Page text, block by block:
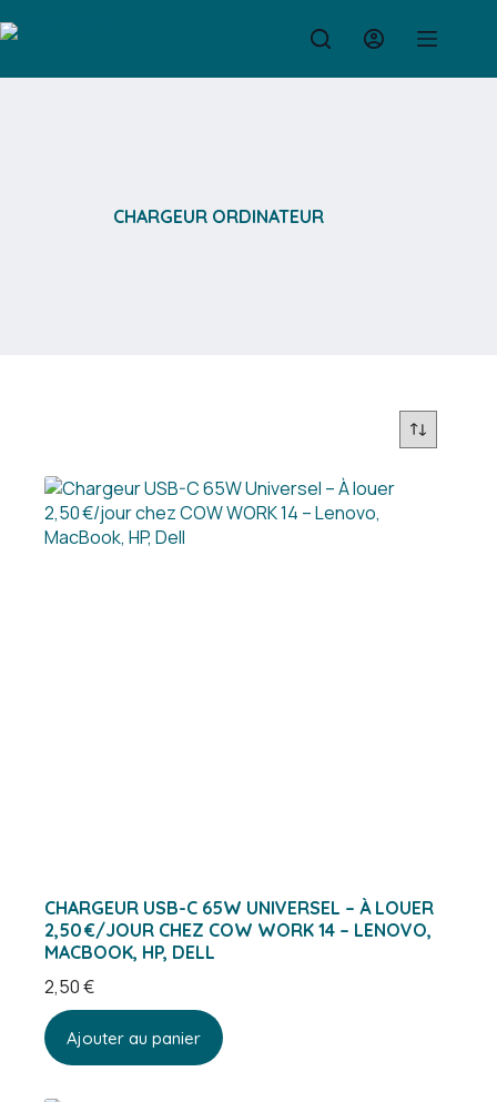
au
CHARGEUR ORDINATEUR
CHARGEUR USB-C 65W UNIVERSEL – À LOUER
2,50 €/JOUR CHEZ COW WORK 14 – LENOVO,
MACBOOK, HP, DELL
2,50€
Ajouter au panier